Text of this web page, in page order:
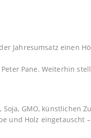
Jahresumsatz einen
Pane. Weiterhin
GMO, künstlichen
und Holz eingetauscht